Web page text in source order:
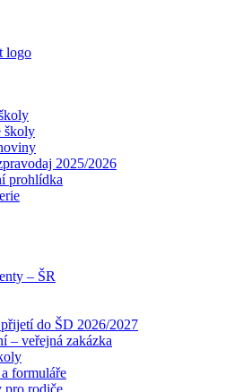
školy
2025/2026
prohlídka
– ŠR
do ŠD 2026/2027
– veřejná zakázka
formuláře
pro rodiče